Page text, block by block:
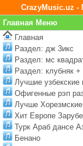
CrazyMusic.uz -
Главная Меню
Главная
Раздел: дж 3икс
Раздел: мс
Раздел: клубняк +
Лучшие узбекские
Офигенные рэп
Лучше Хорезмские
Хит Европе
Турк Араб дансе
Бенано